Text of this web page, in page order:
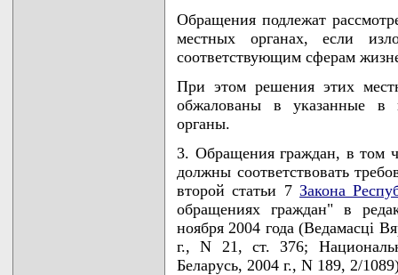
Обращения подлежат
местных органах, если
соответствующим сферам
При этом решения этих
обжалованы в указанные в
органы.
3. Обращения граждан, в том
должны соответствовать
второй статьи 7Закона
обращениях граждан" в
ноября 2004 года (Ведамасцi
г., N 21, ст. 376;
Беларусь, 2004 г., N 189, 2/